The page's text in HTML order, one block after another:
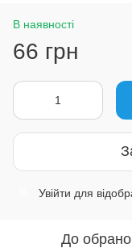
В наявності
66 грн
Увійти для
До